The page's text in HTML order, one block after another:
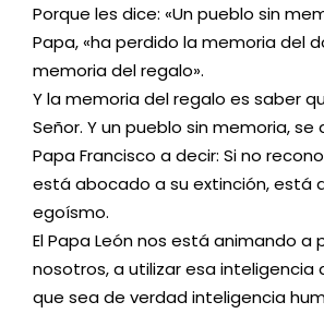
Porque les dice: «Un pueblo sin
Papa, «ha perdido la memoria del
memoria del regalo».
Y la memoria del regalo es saber
Señor. Y un pueblo sin memoria, se
Papa Francisco a decir: Si no
está abocado a su extinción, está
egoísmo.
El Papa León nos está animando a
nosotros, a utilizar esa inteligencia
que sea de verdad inteligencia